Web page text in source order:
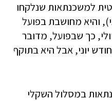
למשכנתאות שנלקחו
והיא מחושבת בפועל
לתוקף) החל מ-11 ביולי, כך שבפועל, מדובר
יוני, אבל היא בתוקף
במסלול השקלי